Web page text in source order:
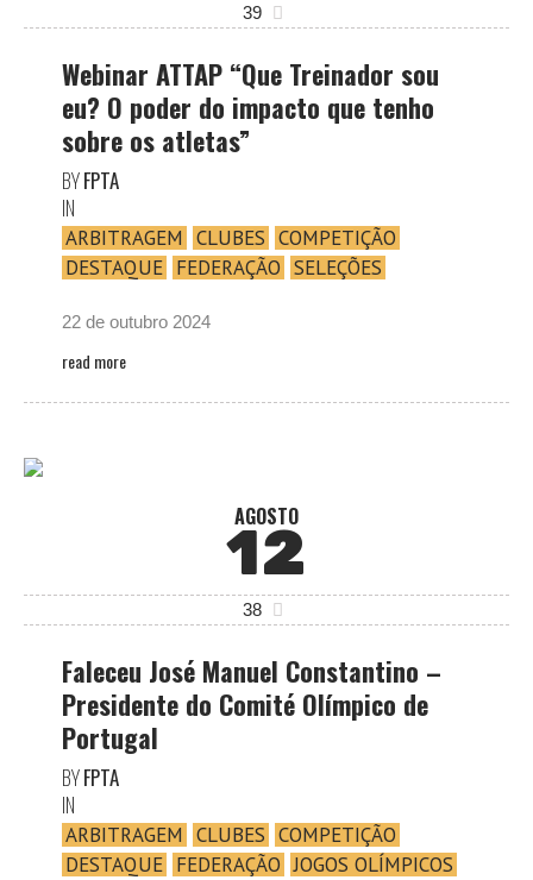
39
Webinar ATTAP “Que Treinador sou
eu? O poder do impacto que tenho
sobre os atletas”
BYFPTA
IN
ARBITRAGEM CLUBES COMPETIÇÃO
DESTAQUE FEDERAÇÃO SELEÇÕES
22 de outubro 2024
read more
AGOSTO
12
38
Faleceu José Manuel Constantino –
Presidente do Comité Olímpico de
Portugal
BYFPTA
IN
ARBITRAGEM CLUBES COMPETIÇÃO
DESTAQUE FEDERAÇÃO JOGOS OLÍMPICOS